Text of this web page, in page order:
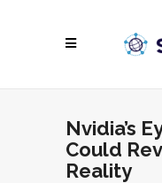
Nvidia’s
Could
Reality